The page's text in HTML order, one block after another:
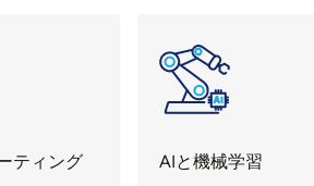
と機械学習